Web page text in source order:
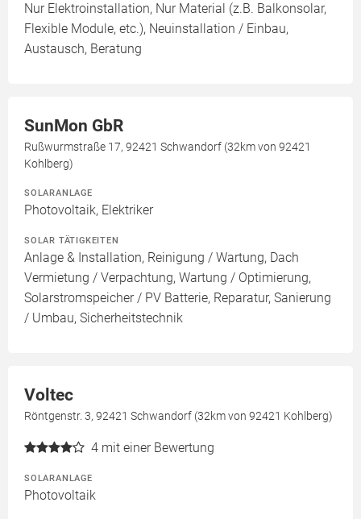
Nur Elektroinstallation, Nur Material (z.B. Balkonsolar,
Flexible Module, etc.), Neuinstallation / Einbau,
Austausch, Beratung
SunMon GbR
Rußwurmstraße 17, 92421 Schwandorf (32km von 92421
Kohlberg)
SOLARANLAGE
Photovoltaik, Elektriker
SOLAR TÄTIGKEITEN
Anlage & Installation, Reinigung / Wartung, Dach
Vermietung / Verpachtung, Wartung / Optimierung,
Solarstromspeicher / PV Batterie, Reparatur, Sanierung
/ Umbau, Sicherheitstechnik
Voltec
Röntgenstr. 3, 92421 Schwandorf (32km von 92421 Kohlberg)
4 mit einer Bewertung
SOLARANLAGE
Photovoltaik